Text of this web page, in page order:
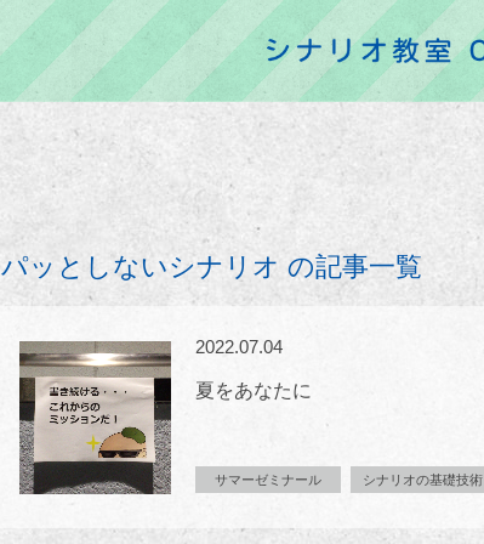
パッとしないシナリオ の記事一覧
2022.07.04
夏をあなたに
サマーゼミナール シナリオの基礎技術